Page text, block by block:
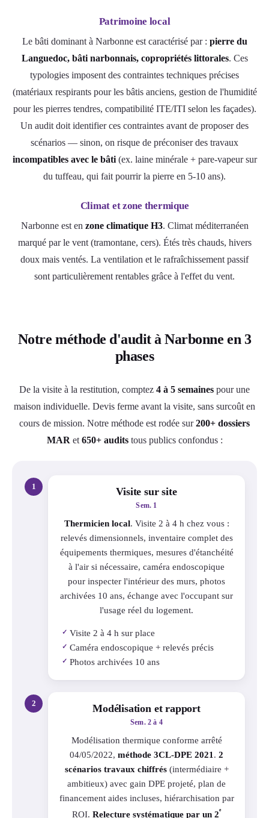
Patrimoine local
Le bâti dominant à Narbonne est caractérisé par : pierre du
Languedoc, bâti narbonnais, copropriétés littorales. Ces
typologies imposent des contraintes techniques précises
(matériaux respirants pour les bâtis anciens, gestion de l'humidité
pour les pierres tendres, compatibilité ITE/ITI selon les façades).
Un audit doit identifier ces contraintes avant de proposer des
scénarios — sinon, on risque de préconiser des travaux
incompatibles avec le bâti(ex. laine minérale + pare-vapeur sur
du tuffeau, qui fait pourrir la pierre en 5-10 ans).
Climat et zone thermique
Narbonne est en zone climatique H3. Climat méditerranéen
marqué par le vent (tramontane, cers). Étés très chauds, hivers
doux mais ventés. La ventilation et le rafraîchissement passif
sont particulièrement rentables grâce à l'effet du vent.
Notre méthode d'audit à Narbonne en 3
phases
De la visite à la restitution, comptez 4 à 5 semaines pour une
maison individuelle. Devis ferme avant la visite, sans surcoût en
cours de mission. Notre méthode est rodée sur200+ dossiers
MAR et 650+ auditstous publics confondus :
1 Visite sur site
Sem. 1
Thermicien local. Visite 2 à 4 h chez vous :
relevés dimensionnels, inventaire complet des
équipements thermiques, mesures d'étanchéité
à l'air si nécessaire, caméra endoscopique
pour inspecter l'intérieur des murs, photos
archivées 10 ans, échange avec l'occupant sur
l'usage réel du logement.
✓ Visite 2 à 4 h sur place
✓ Caméra endoscopique + relevés précis
✓ Photos archivées 10 ans
2 Modélisation et rapport
Sem. 2 à 4
Modélisation thermique conforme arrêté
04/05/2022, méthode 3CL-DPE 2021 . 2
scénarios travaux chiffrés(intermédiaire +
ambitieux) avec gain DPE projeté, plan de
financement aides incluses, hiérarchisation par
ROI. Relecture systématique par un 2ᵉ